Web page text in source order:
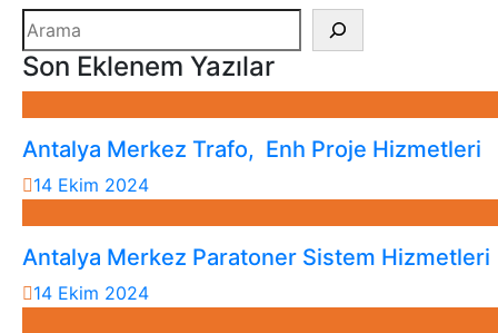
Son Eklenem Yazılar
Antalya Merkez Trafo, Enh Proje Hizmetleri
14 Ekim 2024
Antalya Merkez Paratoner Sistem Hizmetleri
14 Ekim 2024